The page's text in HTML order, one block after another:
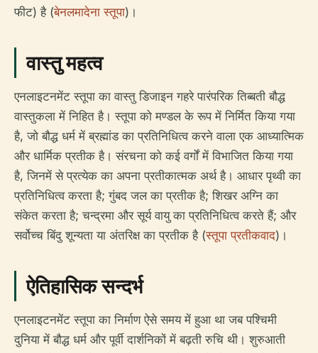
फीट) है (बेनलमादेना स्तूपा)।
वास्तु महत्व
एनलाइटनमेंट स्तूपा का वास्तु डिजाइन गहरे पारंपरिक तिब्बती बौद्ध
वास्तुकला में निहित है। स्तूपा को मण्डल के रूप में निर्मित किया गया
है, जो बौद्ध धर्म में ब्रह्मांड का प्रतिनिधित्व करने वाला एक आध्यात्मिक
और धार्मिक प्रतीक है। संरचना को कई वर्गों में विभाजित किया गया
है, जिनमें से प्रत्येक का अपना प्रतीकात्मक अर्थ है। आधार पृथ्वी का
प्रतिनिधित्व करता है; गुंबद जल का प्रतीक है; शिखर अग्नि का
संकेत करता है; चन्द्रमा और सूर्य वायु का प्रतिनिधित्व करते हैं; और
सर्वोच्च बिंदु शून्यता या अंतरिक्ष का प्रतीक है (स्तूपा प्रतीकवाद)।
ऐतिहासिक सन्दर्भ
एनलाइटनमेंट स्तूपा का निर्माण ऐसे समय में हुआ था जब पश्चिमी
दुनिया में बौद्ध धर्म और पूर्वी दार्शनिकों में बढ़ती रुचि थी। शुरुआती